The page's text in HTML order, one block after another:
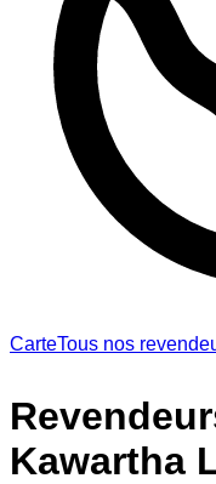
CarteTous nos
Kawartha